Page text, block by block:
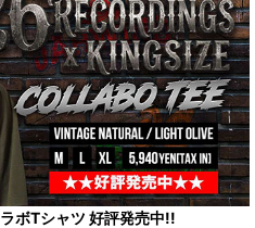
ボTシャツ 好評発売中!!